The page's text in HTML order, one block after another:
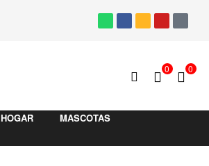
0 0
HOGAR
MASCOTAS